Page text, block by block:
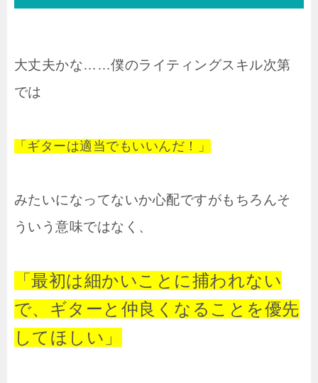
大丈夫かな……僕のライティングスキル次第
では
「ギターは適当でもいいんだ！」
みたいになってないか心配ですがもちろんそ
ういう意味ではなく、
「最初は細かいことに捕われない
で、ギターと仲良くなることを優先
してほしい」